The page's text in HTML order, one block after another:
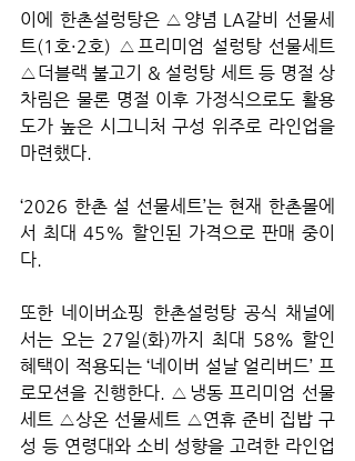
이에 한촌설렁탕은 △양념 LA갈비 선물세
트(1호·2호) △프리미엄 설렁탕 선물세트
△더블랙 불고기 & 설렁탕 세트 등 명절 상
차림은 물론 명절 이후 가정식으로도 활용
도가 높은 시그니처 구성 위주로 라인업을
마련했다.
‘2026 한촌 설 선물세트’는 현재 한촌몰에
서 최대 45% 할인된 가격으로 판매 중이
다.
또한 네이버쇼핑 한촌설렁탕 공식 채널에
서는 오는 27일(화)까지 최대 58% 할인
혜택이 적용되는 ‘네이버 설날 얼리버드’ 프
로모션을 진행한다. △냉동 프리미엄 선물
세트 △상온 선물세트 △연휴 준비 집밥 구
성 등 연령대와 소비 성향을 고려한 라인업